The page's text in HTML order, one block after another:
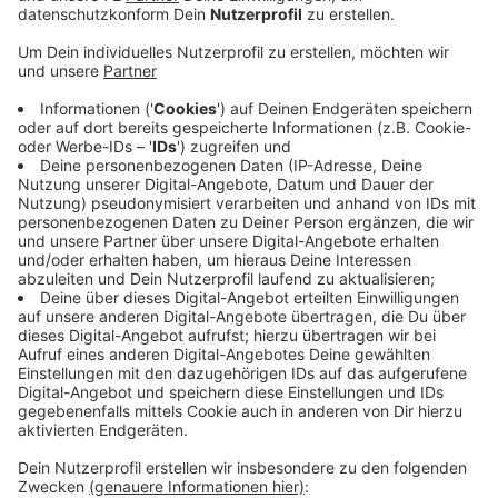
Leider ging es im Kreis Coesfeld dabei nicht ohne
schwere Unfälle zu. In Herbern geriet am Sonntag ein
Motorradfahrer auf der Nordick-Schliekstraße in einer
Kurve in den Gegenverkehr. Er prallte mit einer
Radfahrerin zusammen. Ein Rettungshubschrauber flog
die Frau in eine Klinik.
In Dülmen führte ein riskantes Überholmanöver auf der
Kreisstraße zwischen der B 474 und Daldrup zu einem
Unfall. Ein Auto überholte eine Gruppe Radfahrer. Zwei
Motorradfahrer setzten ebenfalls zum Überholen an
und wollten an dem Autofahrer vorbeiziehen. Einer
streifte dabei das Auto, stürzte und verletzte sich
schwer.
Anzeige